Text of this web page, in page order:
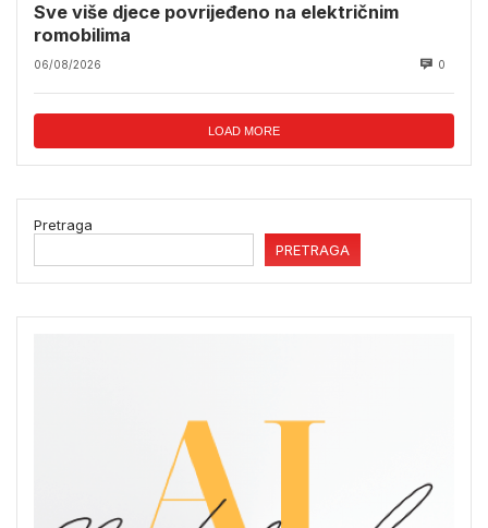
Sve više djece povrijeđeno na električnim
romobilima
06/08/2026 0
LOAD MORE
Pretraga
PRETRAGA